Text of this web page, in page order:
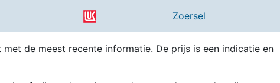
Zoersel
de meest recente informatie. De prijs is een indicatie en